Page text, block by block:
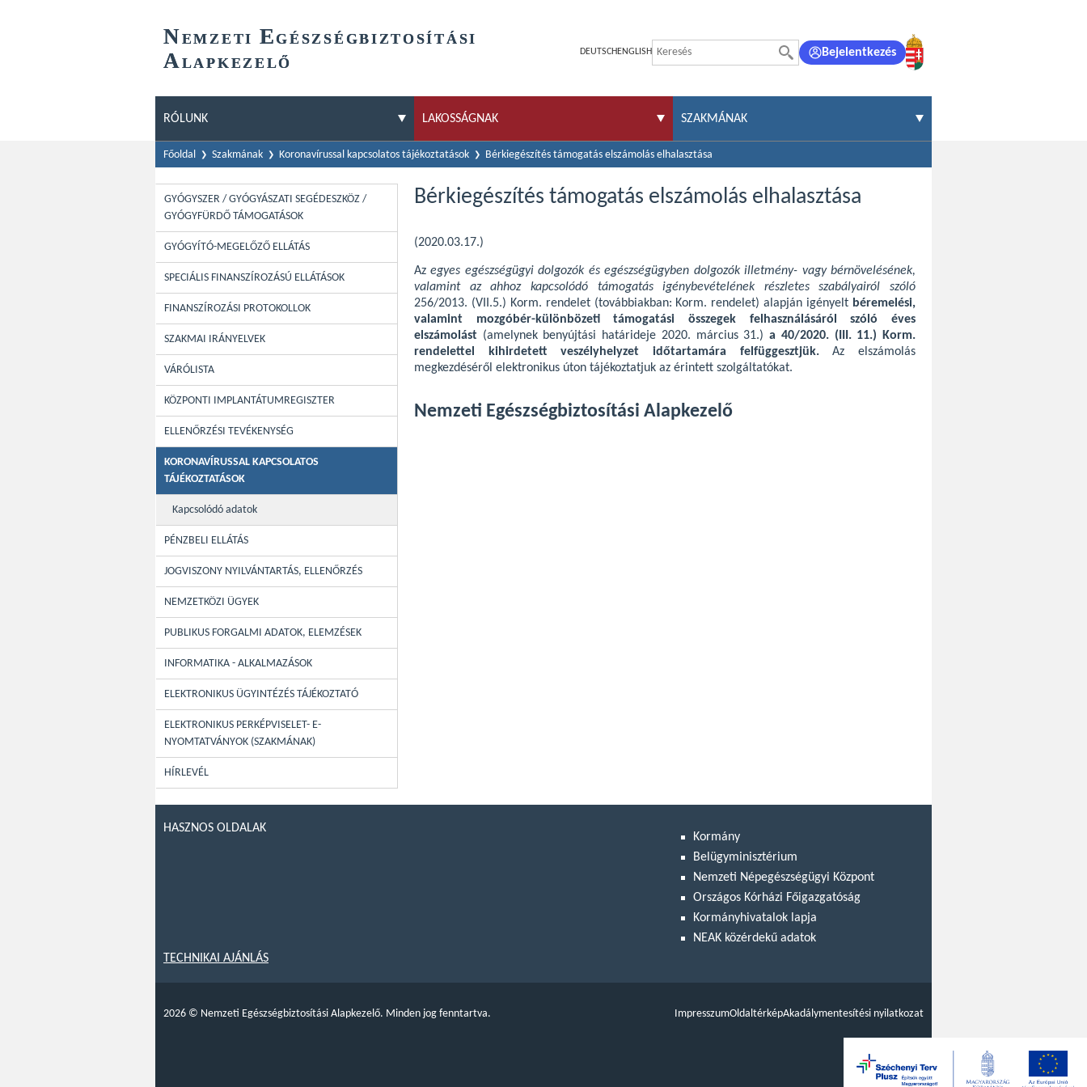
NEMZETI EGÉSZSÉGBIZTOSÍTÁSI
ALAPKEZELŐ
DEUTSCH ENGLISH Bejelentkezés
RÓLUNK LAKOSSÁGNAK SZAKMÁNAK
Főoldal Szakmának Koronavírussal kapcsolatos tájékoztatások Bérkiegészítés támogatás elszámolás elhalasztása
GYÓGYSZER / GYÓGYÁSZATI SEGÉDESZKÖZ /
GYÓGYFÜRDŐ TÁMOGATÁSOK
GYÓGYÍTÓ-MEGELŐZŐ ELLÁTÁS
SPECIÁLIS FINANSZÍROZÁSÚ ELLÁTÁSOK
FINANSZÍROZÁSI PROTOKOLLOK
SZAKMAI IRÁNYELVEK
VÁRÓLISTA
KÖZPONTI IMPLANTÁTUMREGISZTER
ELLENŐRZÉSI TEVÉKENYSÉG
KORONAVÍRUSSAL KAPCSOLATOS
TÁJÉKOZTATÁSOK
Kapcsolódó adatok
PÉNZBELI ELLÁTÁS
JOGVISZONY NYILVÁNTARTÁS, ELLENŐRZÉS
NEMZETKÖZI ÜGYEK
PUBLIKUS FORGALMI ADATOK, ELEMZÉSEK
INFORMATIKA - ALKALMAZÁSOK
ELEKTRONIKUS ÜGYINTÉZÉS TÁJÉKOZTATÓ
ELEKTRONIKUS PERKÉPVISELET- E-
NYOMTATVÁNYOK (SZAKMÁNAK)
HÍRLEVÉL
Bérkiegészítés támogatás elszámolás elhalasztása
(2020.03.17.)
Azegyes egészségügyi dolgozók és egészségügyben dolgozók illetmény- vagy bérnövelésének,
valamint az ahhoz kapcsolódó támogatás igénybevételének részletes szabályairól szóló
256/2013. (VII.5.) Korm. rendelet (továbbiakban: Korm. rendelet) alapján igényelt béremelési,
valamint mozgóbér-különbözeti támogatási összegek felhasználásáról szóló éves
elszámolást (amelynek benyújtási határideje 2020. március 31.)a 40/2020. (III. 11.) Korm.
rendelettel kihirdetett veszélyhelyzet időtartamára felfüggesztjük.Az elszámolás
megkezdéséről elektronikus úton tájékoztatjuk az érintett szolgáltatókat.
Nemzeti Egészségbiztosítási Alapkezelő
HASZNOS OLDALAK
Kormány
Belügyminisztérium
Nemzeti Népegészségügyi Központ
Országos Kórházi Főigazgatóság
Kormányhivatalok lapja
NEAK közérdekű adatok
TECHNIKAI AJÁNLÁS
2026 © Nemzeti Egészségbiztosítási Alapkezelő. Minden jog fenntartva. ImpresszumOldaltérképAkadálymentesítési nyilatkozat